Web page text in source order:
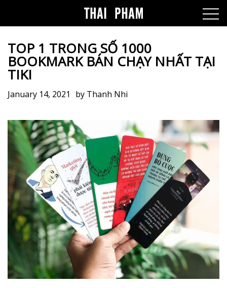
TOP 1 TRONG SỐ 1000
BOOKMARK BÁN CHẠY NHẤT TẠI
TIKI
January 14, 2021 by Thanh Nhi